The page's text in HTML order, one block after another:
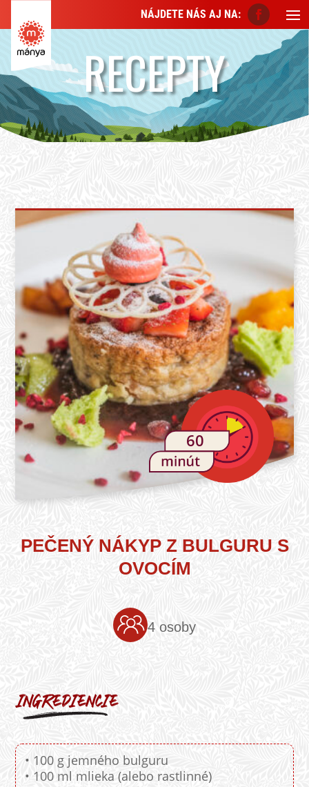
NÁJDETE NÁS AJ NA:
RECEPTY
60
PEČENÝ NÁKYP Z BULGURU S
OVOCÍM
4 osoby
• 100 g jemného bulguru
• 100 ml mlieka (alebo rastlinné)